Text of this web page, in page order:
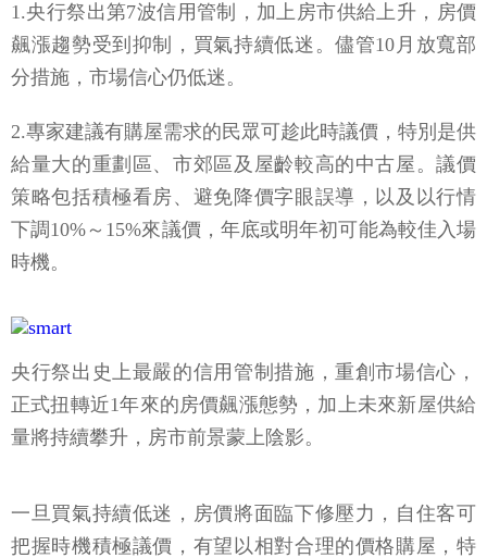
1.央行祭出第7波信用管制，加上房市供給上升，房價
飆漲趨勢受到抑制，買氣持續低迷。儘管10月放寬部
分措施，市場信心仍低迷。
2.專家建議有購屋需求的民眾可趁此時議價，特別是供
給量大的重劃區、市郊區及屋齡較高的中古屋。議價
策略包括積極看房、避免降價字眼誤導，以及以行情
下調10%～15%來議價，年底或明年初可能為較佳入場
時機。
央行祭出史上最嚴的信用管制措施，重創市場信心，
正式扭轉近1年來的房價飆漲態勢，加上未來新屋供給
量將持續攀升，房市前景蒙上陰影。
一旦買氣持續低迷，房價將面臨下修壓力，自住客可
把握時機積極議價，有望以相對合理的價格購屋，特